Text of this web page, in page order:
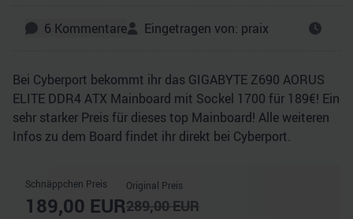
6 Kommentare Eingetragen von: praix
Bei Cyberport bekommt ihr das GIGABYTE Z690 AORUS
ELITE DDR4 ATX Mainboard mit Sockel 1700 für 189€! Ein
sehr starker Preis für dieses top Mainboard! Alle weiteren
Infos zu dem Board findet ihr direkt bei Cyberport.
Schnäppchen Preis
189,00 EUR
Original Preis
289,00EUR